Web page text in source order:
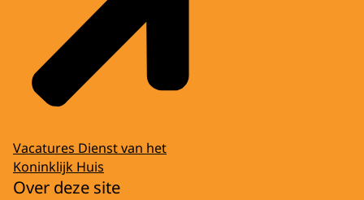
Vacatures Dienst van het
Koninklijk Huis
Over deze site